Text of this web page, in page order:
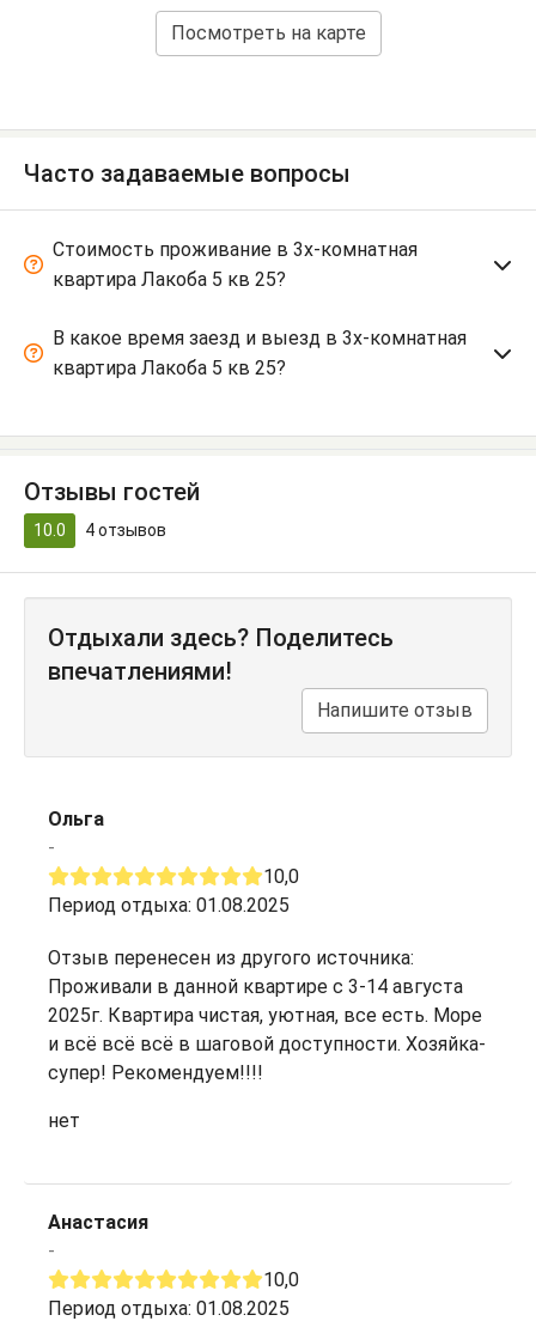
Посмотреть на карте
Часто задаваемые вопросы
Стоимость проживание в 3х-комнатная
квартира Лакоба 5 кв 25?
В какое время заезд и выезд в 3х-комнатная
квартира Лакоба 5 кв 25?
Отзывы гостей
10.0 4отзывов
Отдыхали здесь? Поделитесь
впечатлениями!
Напишите отзыв
Ольга
-
10,0
Период отдыха: 01.08.2025
Отзыв перенесен из другого источника:
Проживали в данной квартире с 3-14 августа
2025г. Квартира чистая, уютная, все есть. Море
и всё всё всё в шаговой доступности. Хозяйка-
супер! Рекомендуем!!!!
нет
Анастасия
-
10,0
Период отдыха: 01.08.2025